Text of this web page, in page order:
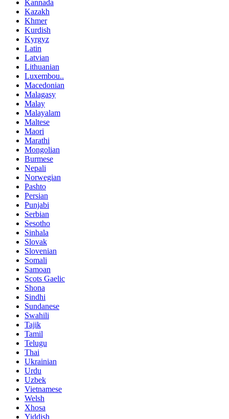
Kannada
Kazakh
Khmer
Kurdish
Kyrgyz
Latin
Latvian
Lithuanian
Luxembou..
Macedonian
Malagasy
Malay
Malayalam
Maltese
Maori
Marathi
Mongolian
Burmese
Nepali
Norwegian
Pashto
Persian
Punjabi
Serbian
Sesotho
Sinhala
Slovak
Slovenian
Somali
Samoan
Scots Gaelic
Shona
Sindhi
Sundanese
Swahili
Tajik
Tamil
Telugu
Thai
Ukrainian
Urdu
Uzbek
Vietnamese
Welsh
Xhosa
Yiddish